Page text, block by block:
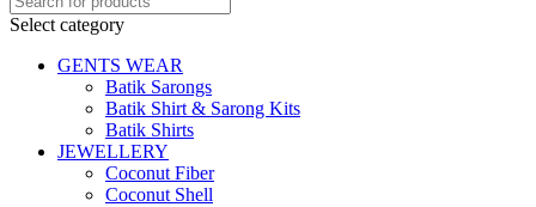
Select category
GENTS WEAR
Batik Sarongs
Batik Shirt & Sarong Kits
Batik Shirts
JEWELLERY
Coconut Fiber
Coconut Shell